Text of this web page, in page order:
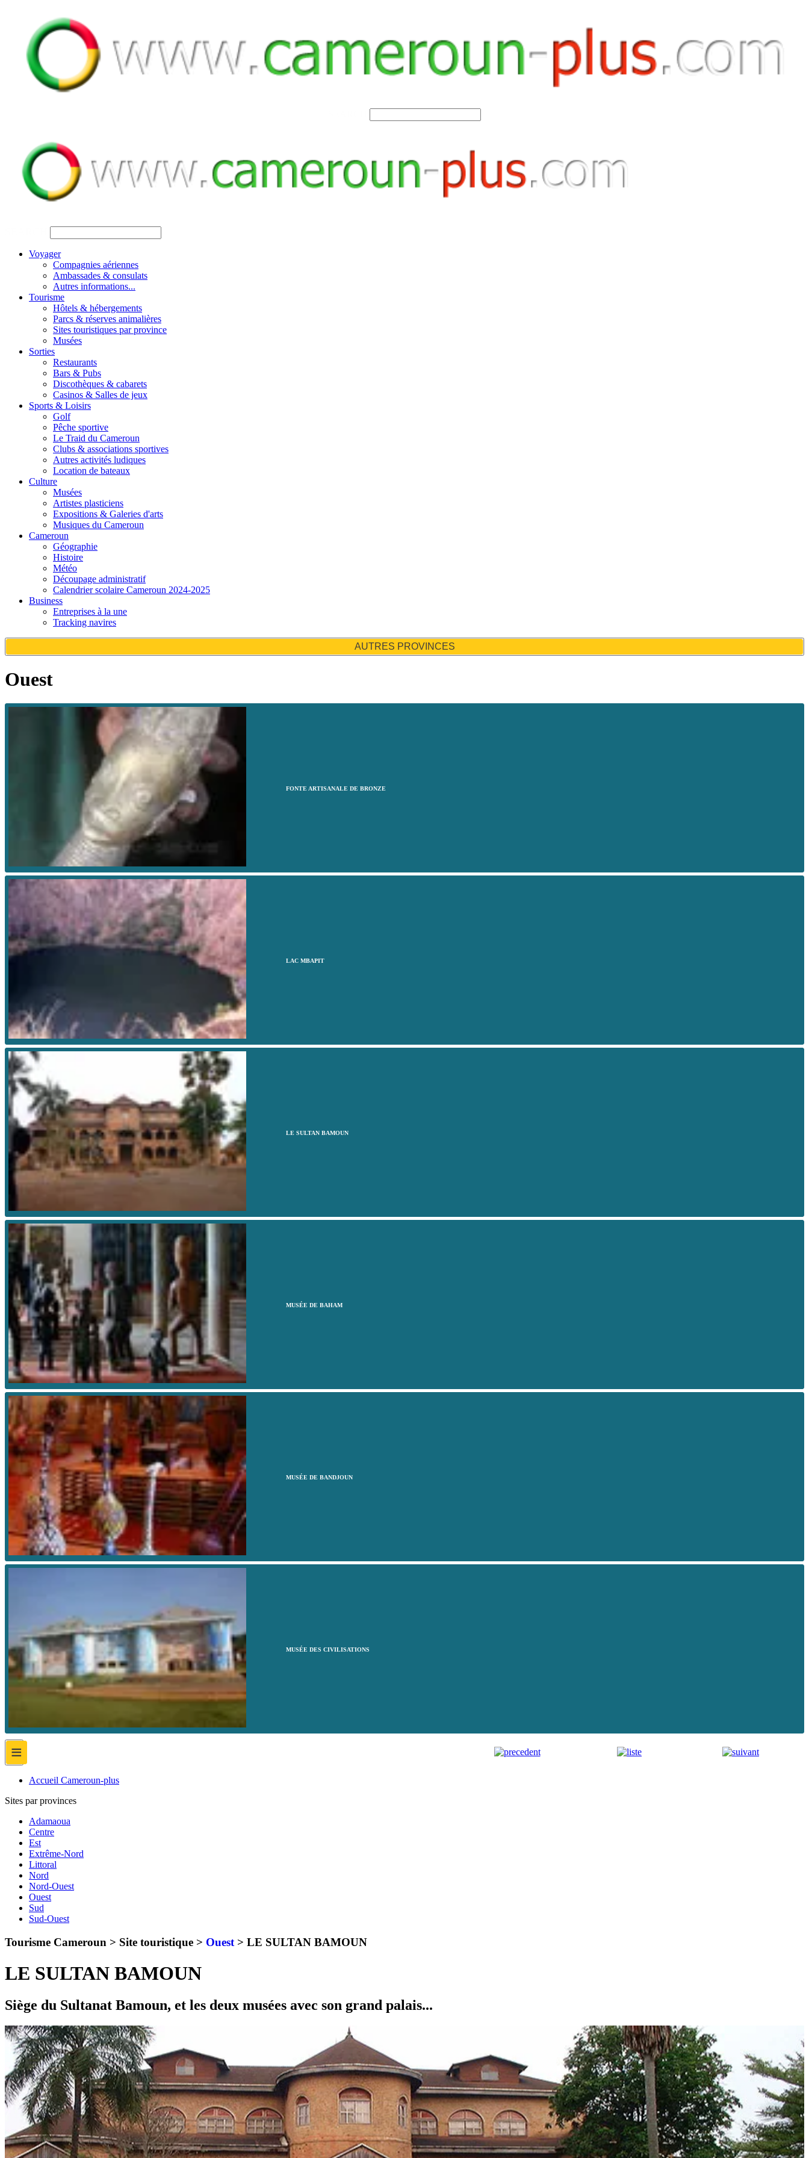
Voyager
Compagnies aériennes
Ambassades & consulats
Autres informations...
Tourisme
Hôtels & hébergements
Parcs & réserves animalières
Sites touristiques par province
Musées
Sorties
Restaurants
Bars & Pubs
Discothèques & cabarets
Casinos & Salles de jeux
Sports & Loisirs
Golf
Pêche sportive
Le Traid du Cameroun
Clubs & associations sportives
Autres activités ludiques
Location de bateaux
Culture
Musées
Artistes plasticiens
Expositions & Galeries d'arts
Musiques du Cameroun
Cameroun
Géographie
Histoire
Météo
Découpage administratif
Calendrier scolaire Cameroun 2024-2025
Business
Entreprises à la une
Tracking navires
AUTRES PROVINCES
Ouest
FONTE ARTISANALE DE BRONZE
LAC MBAPIT
LE SULTAN BAMOUN
MUSÉE DE BAHAM
MUSÉE DE BANDJOUN
MUSÉE DES CIVILISATIONS
≡
Accueil Cameroun-plus
Sites par provinces
Adamaoua
Centre
Est
Extrême-Nord
Littoral
Nord
Nord-Ouest
Ouest
Sud
Sud-Ouest
Tourisme Cameroun > Site touristique > Ouest> LE SULTAN BAMOUN
LE SULTAN BAMOUN
Siège du Sultanat Bamoun, et les deux musées avec son grand palais...